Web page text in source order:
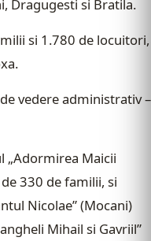
Dragugesti si Bratila.
si 1.780 de locuitori,
vedere administrativ –
„Adormirea Maicii
330 de familii, si
Nicolae” (Mocani)
Mihail si Gavriil”